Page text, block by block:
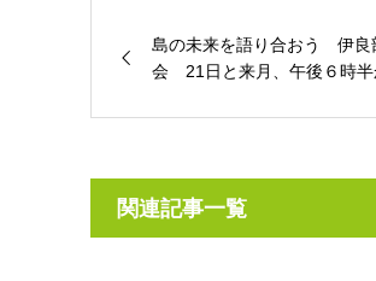
島の未来を語り合おう 伊良
会 21日と来月、午後６時半
関連記事一覧